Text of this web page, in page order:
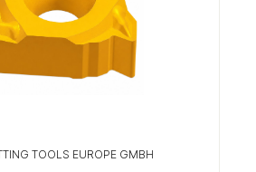
TOOLS EUROPE GMBH